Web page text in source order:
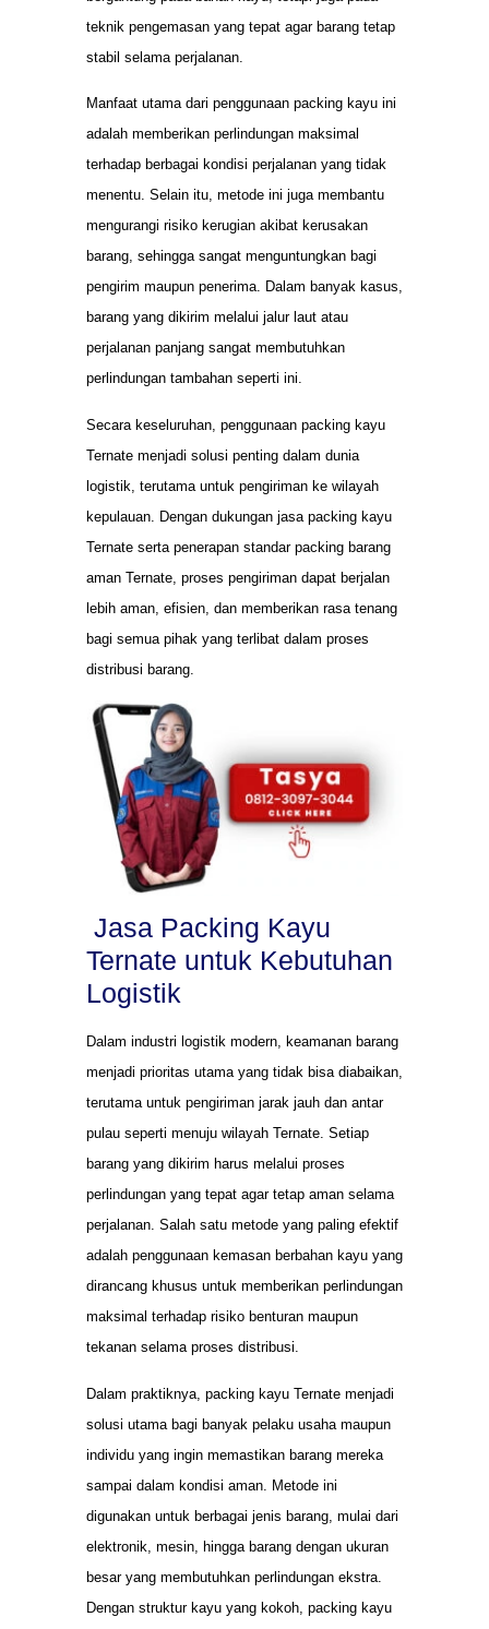
teknik pengemasan yang tepat agar barang tetap
stabil selama perjalanan.
Manfaat utama dari penggunaan packing kayu ini
adalah memberikan perlindungan maksimal
terhadap berbagai kondisi perjalanan yang tidak
menentu. Selain itu, metode ini juga membantu
mengurangi risiko kerugian akibat kerusakan
barang, sehingga sangat menguntungkan bagi
pengirim maupun penerima. Dalam banyak kasus,
barang yang dikirim melalui jalur laut atau
perjalanan panjang sangat membutuhkan
perlindungan tambahan seperti ini.
Secara keseluruhan, penggunaan packing kayu
Ternate menjadi solusi penting dalam dunia
logistik, terutama untuk pengiriman ke wilayah
kepulauan. Dengan dukungan jasa packing kayu
Ternate serta penerapan standar packing barang
aman Ternate, proses pengiriman dapat berjalan
lebih aman, efisien, dan memberikan rasa tenang
bagi semua pihak yang terlibat dalam proses
distribusi barang.
Jasa Packing Kayu
Ternate untuk Kebutuhan
Logistik
Dalam industri logistik modern, keamanan barang
menjadi prioritas utama yang tidak bisa diabaikan,
terutama untuk pengiriman jarak jauh dan antar
pulau seperti menuju wilayah Ternate. Setiap
barang yang dikirim harus melalui proses
perlindungan yang tepat agar tetap aman selama
perjalanan. Salah satu metode yang paling efektif
adalah penggunaan kemasan berbahan kayu yang
dirancang khusus untuk memberikan perlindungan
maksimal terhadap risiko benturan maupun
tekanan selama proses distribusi.
Dalam praktiknya, packing kayu Ternate menjadi
solusi utama bagi banyak pelaku usaha maupun
individu yang ingin memastikan barang mereka
sampai dalam kondisi aman. Metode ini
digunakan untuk berbagai jenis barang, mulai dari
elektronik, mesin, hingga barang dengan ukuran
besar yang membutuhkan perlindungan ekstra.
Dengan struktur kayu yang kokoh, packing kayu